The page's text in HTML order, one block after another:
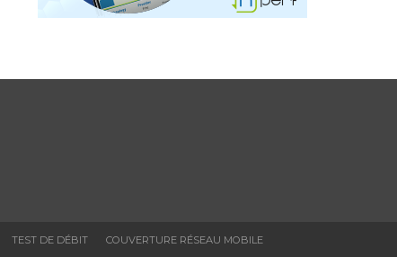
TEST DE DÉBIT
COUVERTURE RÉSEAU MOBILE